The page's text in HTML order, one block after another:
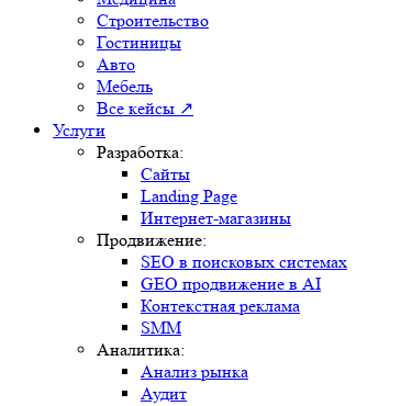
Строительство
Гостиницы
Авто
Мебель
Все кейсы ↗
Услуги
Разработка:
Сайты
Landing Page
Интернет-магазины
Продвижение:
SEO в поисковых системах
GEO продвижение в AI
Контекстная реклама
SMM
Аналитика:
Анализ рынка
Аудит